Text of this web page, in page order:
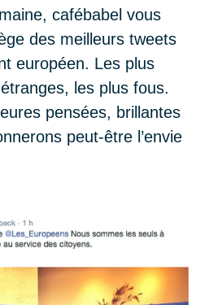
cafébabel vous
des meilleurs tweets
européen. Les plus
les plus fous.
pensées, brillantes
peut-être l’envie